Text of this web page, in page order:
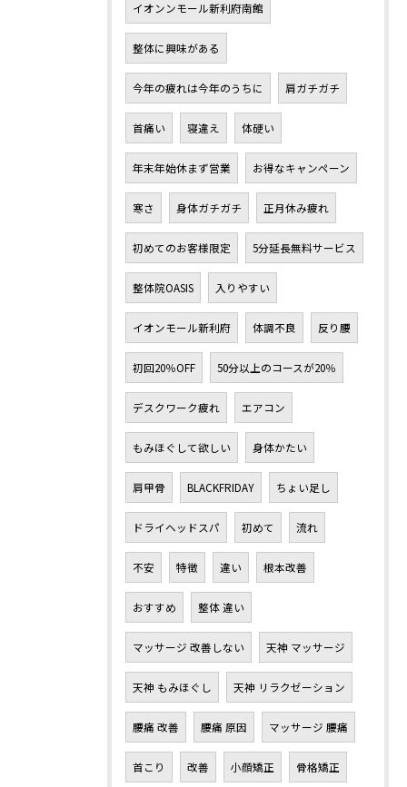
イオンンモール新利府南館
整体に興味がある
今年の疲れは今年のうちに 肩ガチガチ
首痛い 寝違え 体硬い
年末年始休まず営業 お得なキャンペーン
寒さ 身体ガチガチ 正月休み疲れ
初めてのお客様限定 5分延長無料サービス
整体院OASIS 入りやすい
イオンモール新利府 体調不良 反り腰
初回20％OFF 50分以上のコースが20％
デスクワーク疲れ エアコン
もみほぐして欲しい 身体かたい
肩甲骨 BLACKFRIDAY ちょい足し
ドライヘッドスパ 初めて 流れ
不安 特徴 違い 根本改善
おすすめ 整体 違い
マッサージ 改善しない 天神 マッサージ
天神 もみほぐし 天神 リラクゼーション
腰痛 改善 腰痛 原因 マッサージ 腰痛
首こり 改善 小顔矯正 骨格矯正